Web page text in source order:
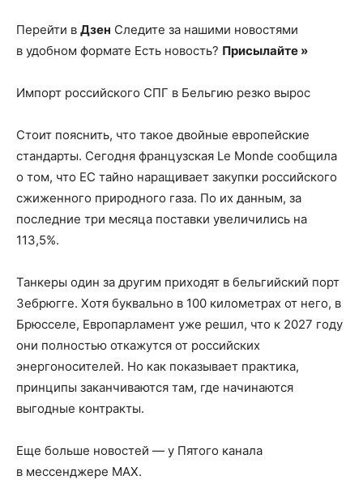
Перейти в Дзен Следите за нашими новостями
в удобном формате Есть новость? Присылайте »
Импорт российского СПГ в Бельгию резко вырос
Стоит пояснить, что такое двойные европейские
стандарты. Сегодня французская Le Monde сообщила
о том, что ЕС тайно наращивает закупки российского
сжиженного природного газа. По их данным, за
последние три месяца поставки увеличились на
113,5%.
Танкеры один за другим приходят в бельгийский порт
Зебрюгге. Хотя буквально в 100 километрах от него, в
Брюсселе, Европарламент уже решил, что к 2027 году
они полностью откажутся от российских
энергоносителей. Но как показывает практика,
принципы заканчиваются там, где начинаются
выгодные контракты.
Еще больше новостей — у Пятого канала
в мессенджере MAX.